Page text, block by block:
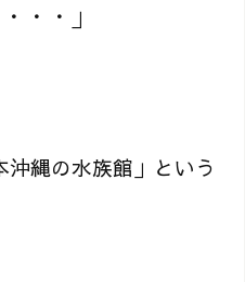
・・」
縄の水族館」という